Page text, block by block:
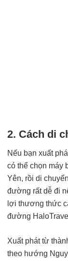
2. Cách di
Nếu bạn xuất
có thể chọn máy
Yên, rồi di
đường rất dễ đi
lợi thương thức
đường
Xuất phát từ
theo hướng